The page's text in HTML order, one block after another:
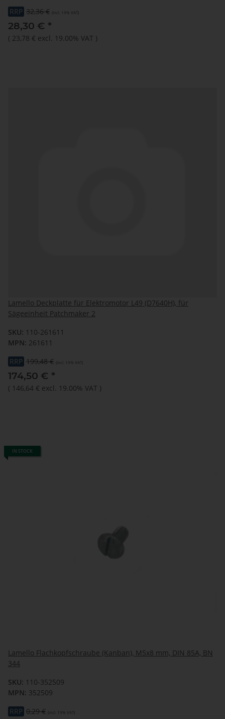
RRP 32,36 € (incl. 19% VAT)
28,30 € *
( 23,78 € excl. 19.00% VAT )
Lamello Deckplatte für Elektromotor L49 (D7640H), für
Sägeeinheit Patchmaker 2
SKU: 110-261611
MPN: 261611
RRP 199,48 € (incl. 19% VAT)
174,50 € *
( 146,64 € excl. 19.00% VAT )
IN STOCK
Lamello Flachkopfschraube (Kanban), M5x8 mm, DIN 85A, BN
344
SKU: 110-352509
MPN: 352509
RRP 0,29 € (incl. 19% VAT)